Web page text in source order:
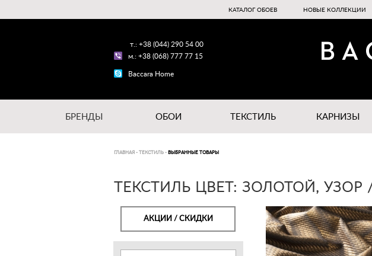
КАТАЛОГ ОБОЕВ НОВЫЕ КОЛЛЕКЦИИ
т.: +38 (044) 290 54 00
м.: +38 (068) 777 77 15
Baccara Home
БРЕНДЫ ОБОИ ТЕКСТИЛЬ КАРНИЗЫ
ГЛАВНАЯ - ТЕКСТИЛЬ - ВЫБРАННЫЕ ТОВАРЫ
ТЕКСТИЛЬ ЦВЕТ: ЗОЛОТОЙ,
АКЦИИ / СКИДКИ